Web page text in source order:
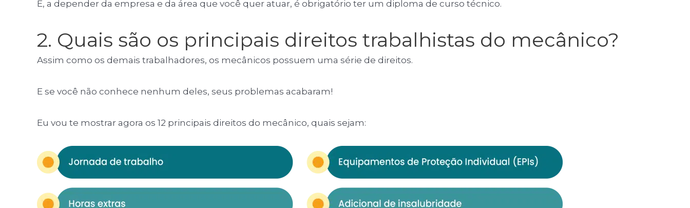
E, a depender da empresa e da área que você quer atuar, é obrigatório ter um diploma de curso técnico.
2. Quais são os principais direitos trabalhistas do mecânico?
Assim como os demais trabalhadores, os mecânicos possuem uma série de direitos.
E se você não conhece nenhum deles, seus problemas acabaram!
Eu vou te mostrar agora os 12 principais direitos do mecânico, quais sejam: